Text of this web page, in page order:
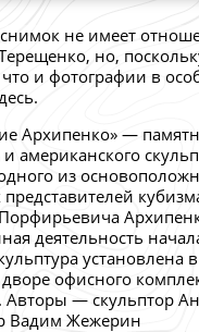
не имеет
но,
и фотографии в
Архипенко» —
американского
из
деятельность
установлена
офисного
Авторы — скульптор
Вадим Жежерин